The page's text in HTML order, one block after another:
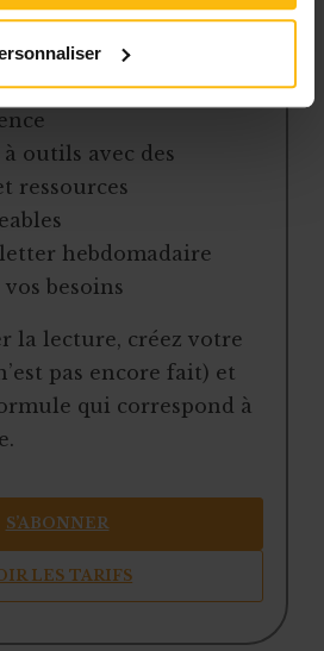
dossiers et conseils
régulièrement mis à jour
les lois, règles et
outils avec des
ressources
hebdomadaire
besoins
la lecture, créez votre
pas encore fait) et
qui correspond à
S’ABONNER
LES TARIFS